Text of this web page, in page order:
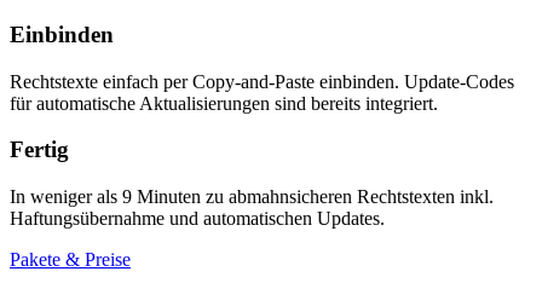
Einbinden
Rechtstexte einfach per Copy-and-Paste einbinden. Update-Codes
für automatische Aktualisierungen sind bereits integriert.
Fertig
In weniger als 9 Minuten zu abmahnsicheren Rechtstexten inkl.
Haftungsübernahme und automatischen Updates.
Pakete & Preise